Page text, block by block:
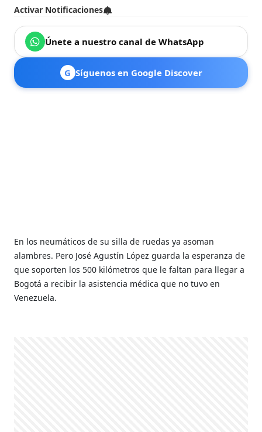
Activar Notificaciones
Únete a nuestro canal de WhatsApp
G Síguenos en Google Discover
En los neumáticos de su silla de ruedas ya asoman
alambres. Pero José Agustín López guarda la esperanza de
que soporten los 500 kilómetros que le faltan para llegar a
Bogotá a recibir la asistencia médica que no tuvo en
Venezuela.